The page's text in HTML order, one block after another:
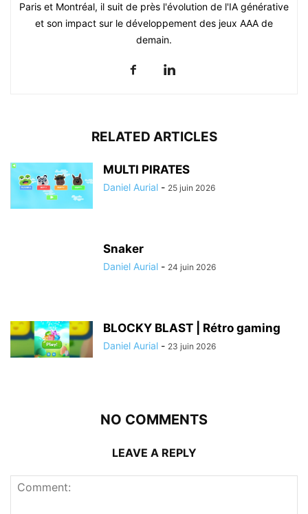
Paris et Montréal, il suit de près l'évolution de l'IA générative
et son impact sur le développement des jeux AAA de
demain.
RELATED ARTICLES
MULTI PIRATES
Daniel Aurial - 25 juin 2026
Snaker
Daniel Aurial - 24 juin 2026
BLOCKY BLAST | Rétro gaming
Daniel Aurial - 23 juin 2026
NO COMMENTS
LEAVE A REPLY